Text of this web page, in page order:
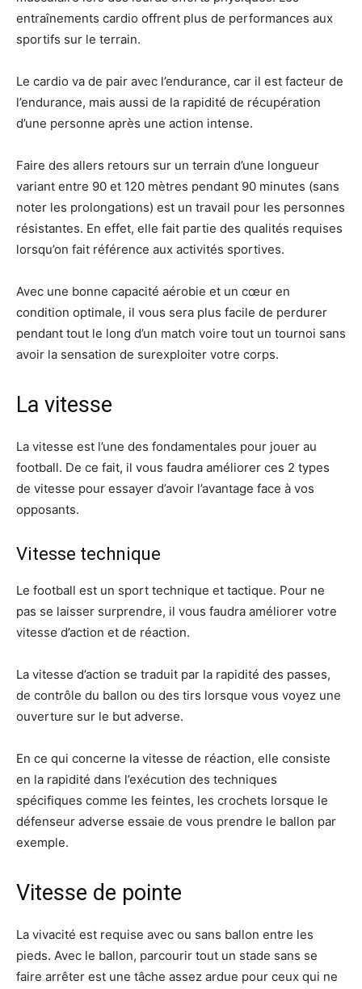
entraînements cardio offrent plus de performances aux
sportifs sur le terrain.
Le cardio va de pair avec l’endurance, car il est facteur de
l’endurance, mais aussi de la rapidité de récupération
d’une personne après une action intense.
Faire des allers retours sur un terrain d’une longueur
variant entre 90 et 120 mètres pendant 90 minutes (sans
noter les prolongations) est un travail pour les personnes
résistantes. En effet, elle fait partie des qualités requises
lorsqu’on fait référence aux activités sportives.
Avec une bonne capacité aérobie et un cœur en
condition optimale, il vous sera plus facile de perdurer
pendant tout le long d’un match voire tout un tournoi sans
avoir la sensation de surexploiter votre corps.
La vitesse
La vitesse est l’une des fondamentales pour jouer au
football. De ce fait, il vous faudra améliorer ces 2 types
de vitesse pour essayer d’avoir l’avantage face à vos
opposants.
Vitesse technique
Le football est un sport technique et tactique. Pour ne
pas se laisser surprendre, il vous faudra améliorer votre
vitesse d’action et de réaction.
La vitesse d’action se traduit par la rapidité des passes,
de contrôle du ballon ou des tirs lorsque vous voyez une
ouverture sur le but adverse.
En ce qui concerne la vitesse de réaction, elle consiste
en la rapidité dans l’exécution des techniques
spécifiques comme les feintes, les crochets lorsque le
défenseur adverse essaie de vous prendre le ballon par
exemple.
Vitesse de pointe
La vivacité est requise avec ou sans ballon entre les
pieds. Avec le ballon, parcourir tout un stade sans se
faire arrêter est une tâche assez ardue pour ceux qui ne